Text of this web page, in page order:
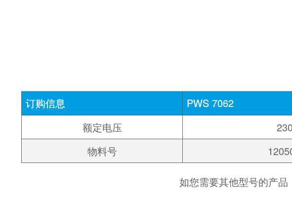
订购信息
PWS 7062
额定电压
物料号
如您需要其他型号的产品